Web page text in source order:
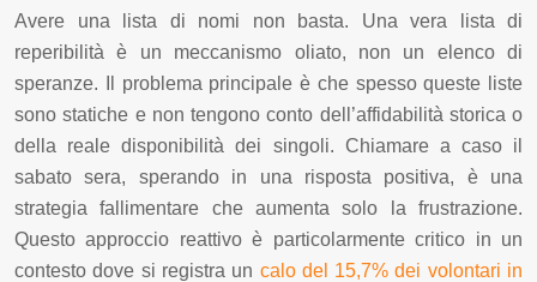
Avere una lista di nomi non basta. Una vera lista di
reperibilità è un meccanismo oliato, non un elenco di
speranze. Il problema principale è che spesso queste liste
sono statiche e non tengono conto dell’affidabilità storica o
della reale disponibilità dei singoli. Chiamare a caso il
sabato sera, sperando in una risposta positiva, è una
strategia fallimentare che aumenta solo la frustrazione.
Questo approccio reattivo è particolarmente critico in un
contesto dove si registra un calo del 15,7% dei volontari in